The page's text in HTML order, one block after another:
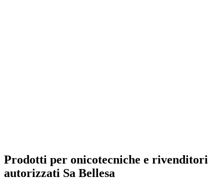
Prodotti per onicotecniche e rivenditori
autorizzati Sa Bellesa